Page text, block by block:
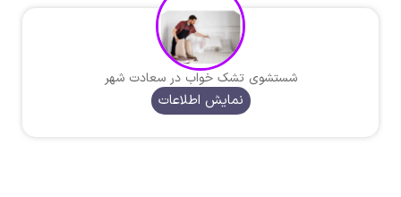
شستشوی تشک خواب در سعادت شهر
نمایش اطلاعات